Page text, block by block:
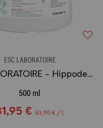
ESC LABORATOIRE
ESC LABORATOIRE - Hippoderm Baume, Crevasses - 500ml
500 ml
€ 63,90 € / l